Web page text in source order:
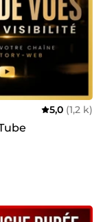
5,0 (1,2 k)